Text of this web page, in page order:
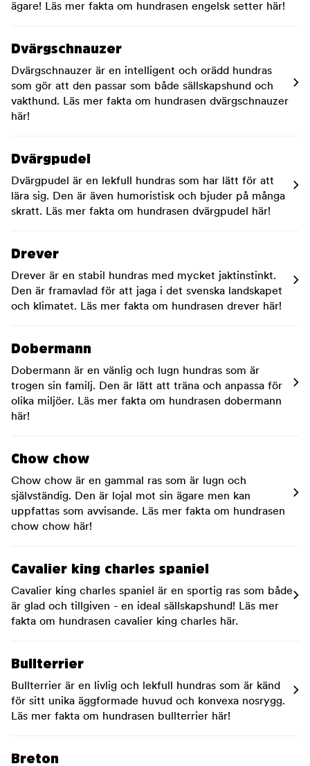
ägare! Läs mer fakta om hundrasen engelsk setter här!
Dvärgschnauzer
Dvärgschnauzer är en intelligent och orädd hundras
som gör att den passar som både sällskapshund och
vakthund. Läs mer fakta om hundrasen dvärgschnauzer
här!
Dvärgpudel
Dvärgpudel är en lekfull hundras som har lätt för att
lära sig. Den är även humoristisk och bjuder på många
skratt. Läs mer fakta om hundrasen dvärgpudel här!
Drever
Drever är en stabil hundras med mycket jaktinstinkt.
Den är framavlad för att jaga i det svenska landskapet
och klimatet. Läs mer fakta om hundrasen drever här!
Dobermann
Dobermann är en vänlig och lugn hundras som är
trogen sin familj. Den är lätt att träna och anpassa för
olika miljöer. Läs mer fakta om hundrasen dobermann
här!
Chow chow
Chow chow är en gammal ras som är lugn och
självständig. Den är lojal mot sin ägare men kan
uppfattas som avvisande. Läs mer fakta om hundrasen
chow chow här!
Cavalier king charles spaniel
Cavalier king charles spaniel är en sportig ras som både
är glad och tillgiven - en ideal sällskapshund! Läs mer
fakta om hundrasen cavalier king charles här.
Bullterrier
Bullterrier är en livlig och lekfull hundras som är känd
för sitt unika äggformade huvud och konvexa nosrygg.
Läs mer fakta om hundrasen bullterrier här!
Breton